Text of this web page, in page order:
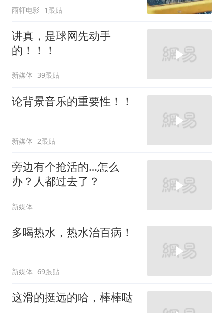
雨轩电影 1跟贴
讲真，是球网先动手
的！！！
新媒体 39跟贴
论背景音乐的重要性！！
新媒体 2跟贴
旁边有个抢活的…怎么
办？人都过去了？
新媒体
多喝热水，热水治百病！
新媒体 69跟贴
这滑的挺远的哈，棒棒哒